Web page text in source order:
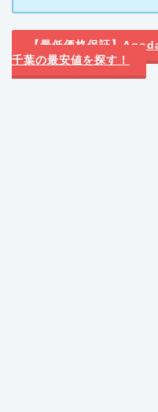
【最低価格保証】
千葉の最安値を探す！